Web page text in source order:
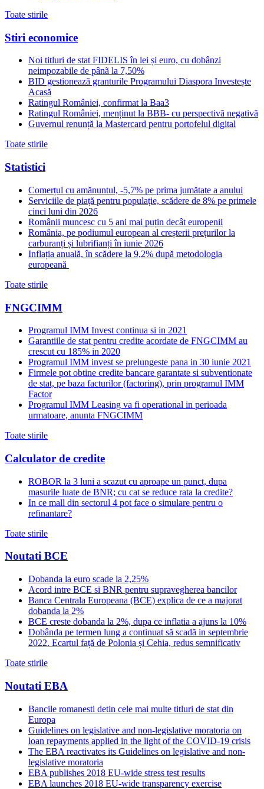
Toate stirile
Stiri economice
Noi titluri de stat FIDELIS în lei și euro, cu dobânzi
neimpozabile de pânã la 7,50%
BID gestionează granturile Programului Diaspora Investește
Acasă
Ratingul României, confirmat la Baa3
Ratingul României, menținut la BBB- cu perspectivă negativă
Guvernul renunță la Mastercard pentru portofelul digital
Toate stirile
Statistici
Comerțul cu amănuntul, -5,7% pe prima jumătate a anului
Serviciile de piață pentru populație, scădere de 8% pe primele
cinci luni din 2026
Românii muncesc cu 5 ani mai puțin decât europenii
România, pe podiumul european al creșterii prețurilor la
carburanți și lubrifianți în iunie 2026
Inflația anuală, în scădere la 9,2% după metodologia
europeană
Toate stirile
FNGCIMM
Programul IMM Invest continua si in 2021
Garantiile de stat pentru credite acordate de FNGCIMM au
crescut cu 185% in 2020
Programul IMM invest se prelungeste pana in 30 iunie 2021
Firmele pot obtine credite bancare garantate si subventionate
de stat, pe baza facturilor (factoring), prin programul IMM
Factor
Programul IMM Leasing va fi operational in perioada
urmatoare, anunta FNGCIMM
Toate stirile
Calculator de credite
ROBOR la 3 luni a scazut cu aproape un punct, dupa
masurile luate de BNR; cu cat se reduce rata la credite?
In ce mall din sectorul 4 pot face o simulare pentru o
refinantare?
Toate stirile
Noutati BCE
Dobanda la euro scade la 2,25%
Acord intre BCE si BNR pentru supravegherea bancilor
Banca Centrala Europeana (BCE) explica de ce a majorat
dobanda la 2%
BCE creste dobanda la 2%, dupa ce inflatia a ajuns la 10%
Dobânda pe termen lung a continuat să scadă in septembrie
2022. Ecartul față de Polonia și Cehia, redus semnificativ
Toate stirile
Noutati EBA
Bancile romanesti detin cele mai multe titluri de stat din
Europa
Guidelines on legislative and non-legislative moratoria on
loan repayments applied in the light of the COVID-19 crisis
The EBA reactivates its Guidelines on legislative and non-
legislative moratoria
EBA publishes 2018 EU-wide stress test results
EBA launches 2018 EU-wide transparency exercise